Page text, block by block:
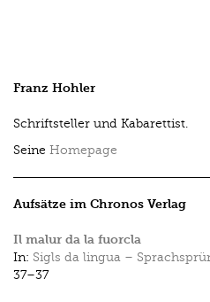
Franz Hohler
Schriftsteller und Kabarettist.
Seine Homepage
Aufsätze im Chronos Verlag
Il malur da la fuorcla
In: Sigls da lingua –
37–37